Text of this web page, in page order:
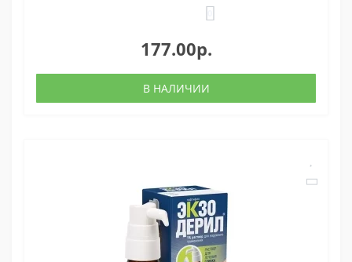
177.00р.
В НАЛИЧИИ